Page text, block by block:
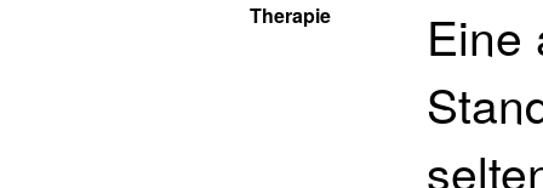
Therapie
Eine